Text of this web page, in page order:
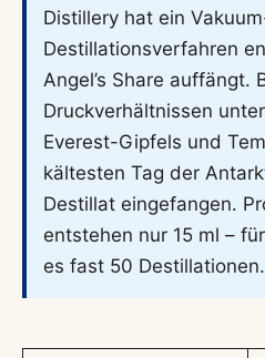
Distillery hat ein
Destillationsverfahren
Angel’s Share auffängt.
Druckverhältnissen
Everest-Gipfels und
kältesten Tag der
Destillat eingefangen.
entstehen nur 15 ml –
es fast 50 Destillationen.